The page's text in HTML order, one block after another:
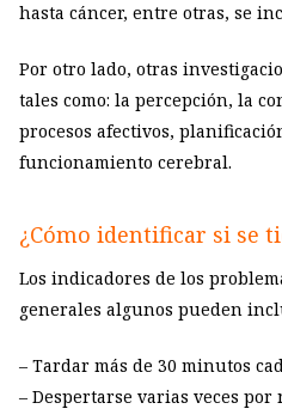
hasta cáncer, entre otras, se
Por otro lado, otras
tales como: la percepción, la
procesos afectivos,
funcionamiento cerebral.
¿Cómo identificar si se
Los indicadores de los
generales algunos pueden
– Tardar más de 30 minutos
– Despertarse varias veces